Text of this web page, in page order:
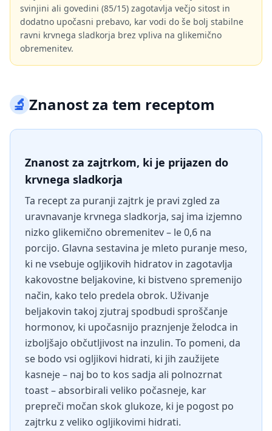
svinjini ali govedini (85/15) zagotavlja večjo sitost in
dodatno upočasni prebavo, kar vodi do še bolj stabilne
ravni krvnega sladkorja brez vpliva na glikemično
obremenitev.
🔬Znanost za tem receptom
Znanost za zajtrkom, ki je prijazen do
krvnega sladkorja
Ta recept za puranji zajtrk je pravi zgled za
uravnavanje krvnega sladkorja, saj ima izjemno
nizko glikemično obremenitev – le 0,6 na
porcijo. Glavna sestavina je mleto puranje meso,
ki ne vsebuje ogljikovih hidratov in zagotavlja
kakovostne beljakovine, ki bistveno spremenijo
način, kako telo predela obrok. Uživanje
beljakovin takoj zjutraj spodbudi sproščanje
hormonov, ki upočasnijo praznjenje želodca in
izboljšajo občutljivost na inzulin. To pomeni, da
se bodo vsi ogljikovi hidrati, ki jih zaužijete
kasneje – naj bo to kos sadja ali polnozrnat
toast – absorbirali veliko počasneje, kar
prepreči močan skok glukoze, ki je pogost po
zajtrku z veliko ogljikovimi hidrati.